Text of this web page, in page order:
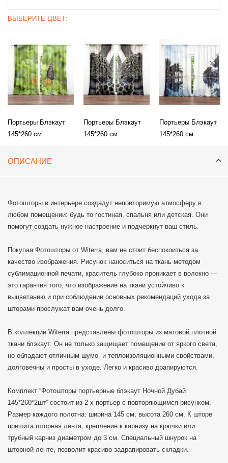
ВЫБЕРИТЕ ЦВЕТ:
Портьеры Блэкаут
145*260 см
Портьеры Блэкаут
145*260 см
Портьеры Блэкаут
145*260 см
ОПИСАНИЕ
Фотошторы в интерьере создадут неповторимую атмосферу в
любом помещении: будь то гостиная, спальня или детская. Они
помогут создать нужное настроение и подчеркнут ваш стиль.
Покупая Фотошторы от Witerra, вам не стоит беспокоиться за
качество изображения. Рисунок наноситься на ткань методом
сублимационной печати, краситель глубоко проникает в волокно —
это гарантия того, что изображение на ткани устойчиво к
выцветанию и при соблюдении основных рекомендаций ухода за
шторами прослужат вам очень долго.
В коллекции Witerra представлены фотошторы из матовой плотной
ткани блэкаут. Он не только защищает помещение от яркого света,
но обладают отличным шумо- и теплоизоляционными свойствами,
долговечны и просты в уходе. Легко и красиво драпируются.
Комплект “Фотошторы портьерные блэкаут Ночной Дубай
145*260*2шт” состоит из 2-х портьер с повторяющимся рисунком.
Размер каждого полотна: ширина 145 см, высота 260 см. К шторе
пришита шторная лента, крепление к карнизу на крючки или
трубный карниз диаметром до 3 см. Специальный шнурок на
шторной ленте, позволит красиво задрапировать складки.